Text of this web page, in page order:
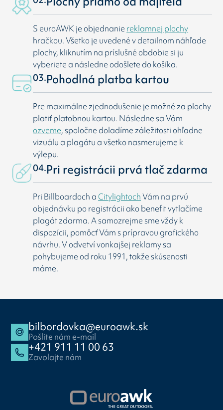
S euroAWK je objednanie reklamnej plochy
hračkou. Všetko je uvedené v detailnom náhľade
plochy, kliknutím na príslušné obdobie si ju
vyberiete a následne odošlete do košíka.
03.Pohodlná platba kartou
Pre maximálne zjednodušenie je možné za plochy
platiť platobnou kartou. Následne sa Vám
ozveme, spoločne doladíme záležitosti ohľadne
vizuálu a plagátu a všetko nasmerujeme k
výlepu.
04.Pri registrácii prvá tlač zdarma
Pri Billboardoch aCitylightochVám na prvú
objednávku po registrácii ako benefit vytlačíme
plagát zdarma. A samozrejme sme vždy k
dispozícii, pomôcť Vám s prípravou grafického
návrhu. V odvetví vonkajšej reklamy sa
pohybujeme od roku 1991, takže skúsenosti
máme.
bilbordovka@euroawk.sk
Pošlite nám e-mail
+421 911 11 00 63
Zavolajte nám